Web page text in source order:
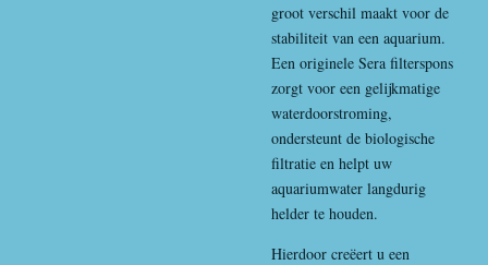
groot verschil maakt voor de
stabiliteit van een aquarium.
Een originele Sera filterspons
zorgt voor een gelijkmatige
waterdoorstroming,
ondersteunt de biologische
filtratie en helpt uw
aquariumwater langdurig
helder te houden.
Hierdoor creëert u een